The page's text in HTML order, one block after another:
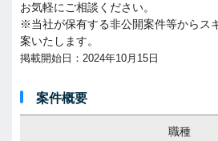
お気軽にご相談ください。
※当社が保有する非公開案件等からス
案いたします。
掲載開始日：2024年10月15日
案件概要
職種